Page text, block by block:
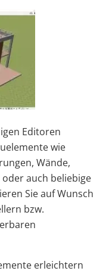
Editoren
wie
Wände,
auch beliebige
Sie auf Wunsch
bzw.
erleichtern